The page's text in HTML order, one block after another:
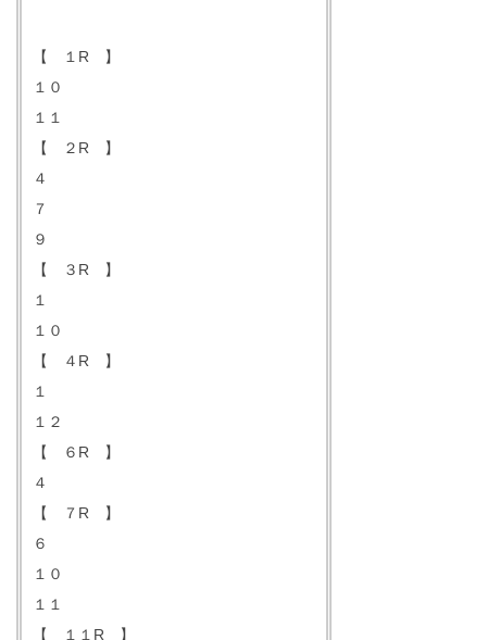
【 １R 】
１０
１１
【 ２R 】
４
７
９
【 ３R 】
１
１０
【 ４R 】
１
１２
【 ６R 】
４
【 ７R 】
６
１０
１１
【 １１R 】